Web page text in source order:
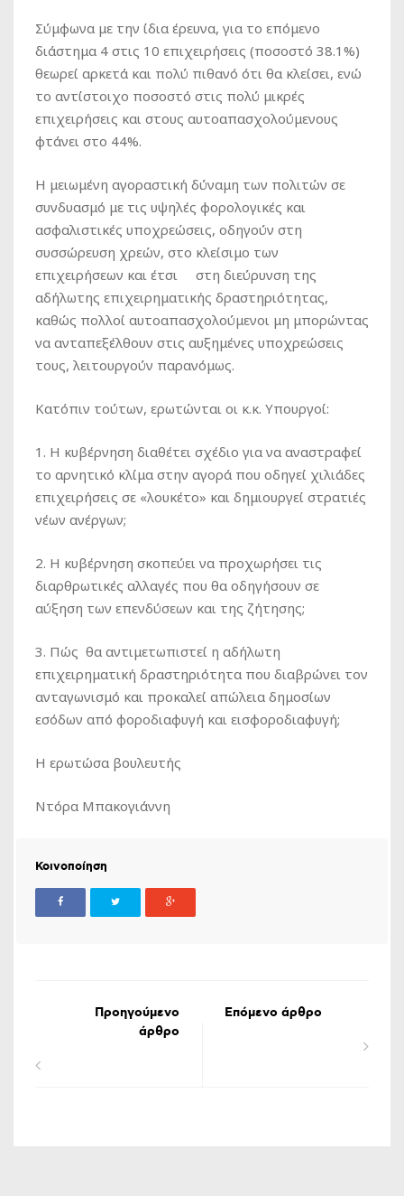
Σύμφωνα με την ίδια έρευνα, για το επόμενο
διάστημα 4 στις 10 επιχειρήσεις (ποσοστό 38.1%)
θεωρεί αρκετά και πολύ πιθανό ότι θα κλείσει, ενώ
το αντίστοιχο ποσοστό στις πολύ μικρές
επιχειρήσεις και στους αυτοαπασχολούμενους
φτάνει στο 44%.
Η μειωμένη αγοραστική δύναμη των πολιτών σε
συνδυασμό με τις υψηλές φορολογικές και
ασφαλιστικές υποχρεώσεις, οδηγούν στη
συσσώρευση χρεών, στο κλείσιμο των
επιχειρήσεων και έτσι στη διεύρυνση της
αδήλωτης επιχειρηματικής δραστηριότητας,
καθώς πολλοί αυτοαπασχολούμενοι μη μπορώντας
να ανταπεξέλθουν στις αυξημένες υποχρεώσεις
τους, λειτουργούν παρανόμως.
Κατόπιν τούτων, ερωτώνται οι κ.κ. Υπουργοί:
1. Η κυβέρνηση διαθέτει σχέδιο για να αναστραφεί
το αρνητικό κλίμα στην αγορά που οδηγεί χιλιάδες
επιχειρήσεις σε «λουκέτο» και δημιουργεί στρατιές
νέων ανέργων;
2. Η κυβέρνηση σκοπεύει να προχωρήσει τις
διαρθρωτικές αλλαγές που θα οδηγήσουν σε
αύξηση των επενδύσεων και της ζήτησης;
3. Πώς θα αντιμετωπιστεί η αδήλωτη
επιχειρηματική δραστηριότητα που διαβρώνει τον
ανταγωνισμό και προκαλεί απώλεια δημοσίων
εσόδων από φοροδιαφυγή και εισφοροδιαφυγή;
Η ερωτώσα βουλευτής
Ντόρα Μπακογιάννη
Κοινοποίηση
Προηγούμενο
άρθρο
Επόμενο άρθρο